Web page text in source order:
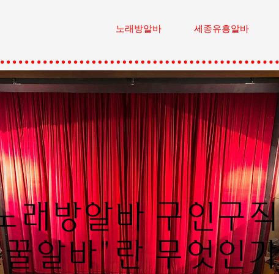
노래방알바 세종유흥알바
래방알바 구인구직
알바"란 무엇인가